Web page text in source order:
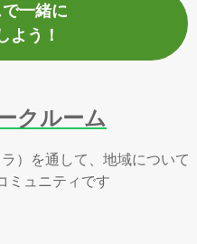
一緒に
よう！
クルーム
）を通して、地域について
ミュニティです